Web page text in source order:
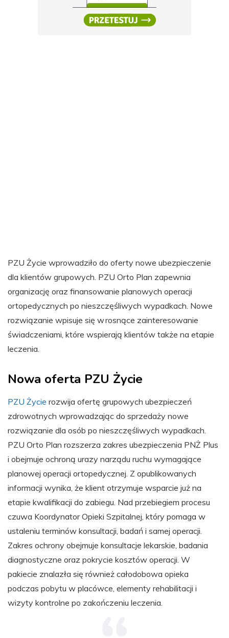
PZU Życie wprowadziło do oferty nowe ubezpieczenie
dla klientów grupowych. PZU Orto Plan zapewnia
organizację oraz finansowanie planowych operacji
ortopedycznych po nieszczęśliwych wypadkach. Nowe
rozwiązanie wpisuje się w rosnące zainteresowanie
świadczeniami, które wspierają klientów także na etapie
leczenia.
Nowa oferta PZU Życie
PZU Życie rozwija ofertę grupowych ubezpieczeń
zdrowotnych wprowadzając do sprzedaży nowe
rozwiązanie dla osób po nieszczęśliwych wypadkach.
PZU Orto Plan rozszerza zakres ubezpieczenia PNŻ Plus
i obejmuje ochroną urazy narządu ruchu wymagające
planowej operacji ortopedycznej. Z opublikowanych
informacji wynika, że klient otrzymuje wsparcie już na
etapie kwalifikacji do zabiegu. Nad przebiegiem procesu
czuwa Koordynator Opieki Szpitalnej, który pomaga w
ustaleniu terminów konsultacji, badań i samej operacji.
Zakres ochrony obejmuje konsultacje lekarskie, badania
diagnostyczne oraz pokrycie kosztów operacji. W
pakiecie znalazła się również całodobowa opieka
podczas pobytu w placówce, elementy rehabilitacji i
wizyty kontrolne po zakończeniu leczenia.